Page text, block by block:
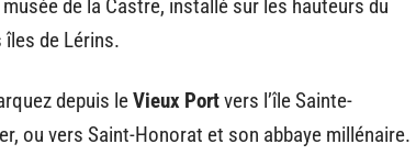
de la Castre, installé sur les hauteurs du
de Lérins.
depuis leVieux Portvers l’île Sainte-
ou vers Saint-Honorat et son abbaye millénaire.